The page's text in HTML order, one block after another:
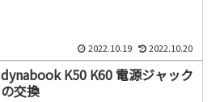
2022.10.19 2022.10.20
dynabook K50 K60 電源ジャック
の交換